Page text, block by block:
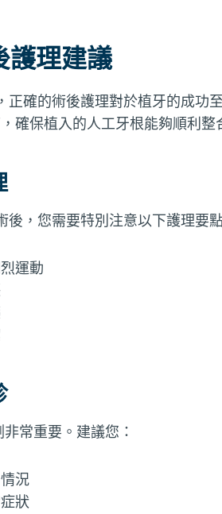
護理建議
正確的術後護理對於植牙的成功
確保植入的人工牙根能夠順利整
後，您需要特別注意以下護理要點
運動
常重要。建議您：
況
狀